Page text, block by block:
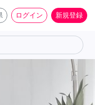
ログイン 新規登録